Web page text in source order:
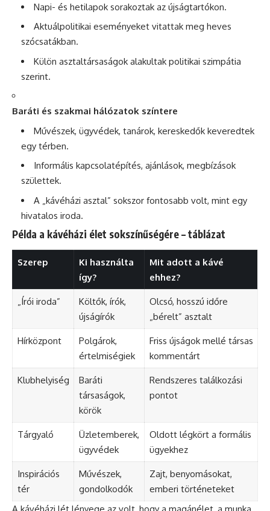
Napi- és hetilapok sorakoztak az újságtartókon.
Aktuálpolitikai eseményeket vitattak meg heves
szócsatákban.
Külön asztaltársaságok alakultak politikai szimpátia
szerint.
Baráti és szakmai hálózatok színtere
Művészek, ügyvédek, tanárok, kereskedők keveredtek
egy térben.
Informális kapcsolatépítés, ajánlások, megbízások
születtek.
A „kávéházi asztal” sokszor fontosabb volt, mint egy
hivatalos iroda.
Példa a kávéházi élet sokszínűségére – táblázat
Szerep
Ki használta
így?
Mit adott a kávé
ehhez?
„Írói iroda”
Költők, írók,
újságírók
Olcsó, hosszú időre
„bérelt” asztalt
Hírközpont
Polgárok,
értelmiségiek
Friss újságok mellé társas
kommentárt
Klubhelyiség
Baráti
társaságok,
körök
Rendszeres találkozási
pontot
Tárgyaló
Üzletemberek,
ügyvédek
Oldott légkört a formális
ügyekhez
Inspirációs
tér
Művészek,
gondolkodók
Zajt, benyomásokat,
emberi történeteket